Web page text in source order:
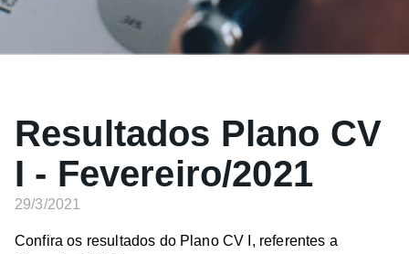
Resultados Plano CV
I - Fevereiro/2021
29/3/2021
Confira os resultados do Plano CV I, referentes a